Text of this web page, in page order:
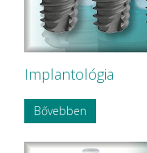
Implantológia
Bővebben